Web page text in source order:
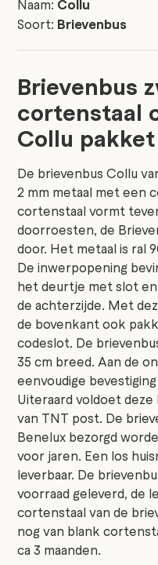
Naam: Collu
Soort: Brievenbus
Brievenbus
cortenstaal
Collu pakket
De brievenbus Collu
2 mm metaal met een
cortenstaal vormt
doorroesten, de
door. Het metaal is ral
De inwerpopening
het deurtje met slot
de achterzijde. Met
de bovenkant ook
codeslot. De
35 cm breed. Aan de
eenvoudige
Uiteraard voldoet deze
van TNT post. De
Benelux bezorgd
voor jaren. Een los
leverbaar. De
voorraad geleverd, de
cortenstaal van de
nog van blank
ca 3 maanden.